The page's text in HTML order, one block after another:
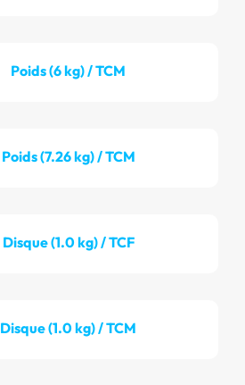
Poids (6 kg) / TCM
Poids (7.26 kg) / TCM
Disque (1.0 kg) / TCF
Disque (1.0 kg) / TCM